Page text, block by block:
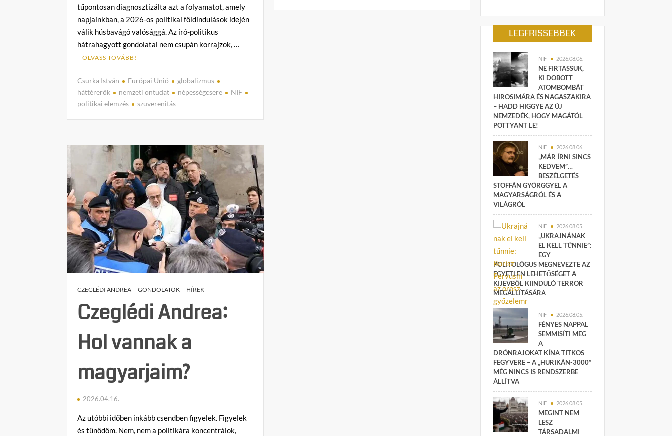
tűpontosan diagnosztizálta azt a folyamatot, amely
napjainkban, a 2026-os politikai földindulások idején
válik húsbavágó valósággá. Az író-politikus
hátrahagyott gondolatai nem csupán korrajzok, …
OLVASS TOVÁBB!
Csurka István Európai Unió
globalizmus
háttérerők
nemzeti öntudat népességcsere
NIF
politikai elemzés
szuverenitás
m
e
n
t
on
nemzet
mint
akadály:
Csurka
István
próféciája
globalista
CZEGLÉDI ANDREA GONDOLATOK HÍREK
Czeglédi Andrea:
Hol vannak a
magyarjaim?
2026.04.16.
Az utóbbi időben inkább csendben figyelek. Figyelek
és tűnődöm. Nem, nem a politikára koncentrálok,
LEGFRISSEBBEK
NIF 2026.08.06.
NE FIRTASSUK,
KI DOBOTT
ATOMBOMBÁT
HIROSIMÁRA ÉS NAGASZAKIRA
– HADD HIGGYE AZ ÚJ
NEMZEDÉK, HOGY MAGÁTÓL
POTTYANT LE!
NIF 2026.08.06.
„MÁR ÍRNI SINCS
KEDVEM”…
BESZÉLGETÉS
STOFFÁN GYÖRGGYEL A
MAGYARSÁGRÓL ÉS A
VILÁGRÓL
NIF 2026.08.05.
„UKRAJNÁNAK
EL KELL TŰNNIE”:
EGY
POLITOLÓGUS MEGNEVEZTE AZ
EGYETLEN LEHETŐSÉGET A
KIJEVBŐL KIINDULÓ TERROR
MEGÁLLÍTÁSÁRA
NIF 2026.08.05.
FÉNYES NAPPAL
SEMMISÍTI MEG
A
DRÓNRAJOKAT KÍNA TITKOS
FEGYVERE – A „HURIKÁN-3000”
MÉG NINCS IS RENDSZERBE
ÁLLÍTVA
NIF 2026.08.05.
MEGINT NEM
LESZ
TÁRSADALMI